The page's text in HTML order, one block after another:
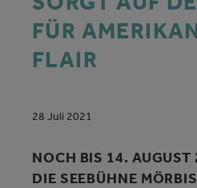
FÜR
FLAIR
28 Juli 2021
NOCH BIS 14.
DIE SEEBÜHNE